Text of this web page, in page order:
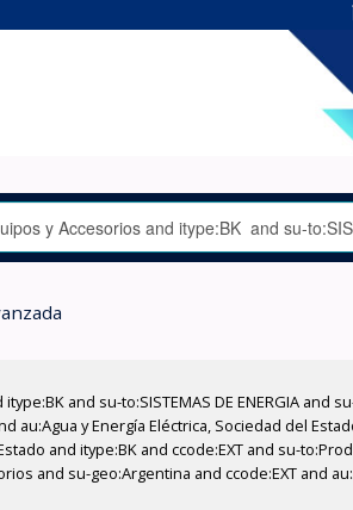
and su-to:SISTEMAS DE ENERGIA and
y Energía Eléctrica, Sociedad del
and itype:BK and ccode:EXT and su-
and su-geo:Argentina and ccode:EXT and